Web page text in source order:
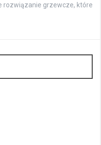
rozwiązanie grzewcze, które